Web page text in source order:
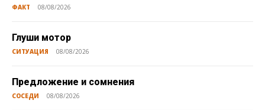
ФАКТ 08/08/2026
Глуши мотор
СИТУАЦИЯ 08/08/2026
Предложение и сомнения
СОСЕДИ 08/08/2026